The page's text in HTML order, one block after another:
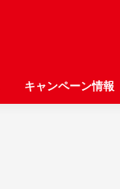
キャンペーン情報
キャンペーン情報